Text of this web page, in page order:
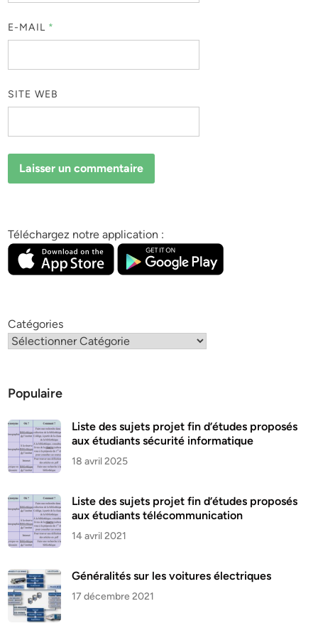
E-MAIL *
SITE WEB
Téléchargez notre application :
Catégories
Populaire
Liste des sujets projet fin d’études proposés
aux étudiants sécurité informatique
18 avril 2025
Liste des sujets projet fin d’études proposés
aux étudiants télécommunication
14 avril 2021
Généralités sur les voitures électriques
17 décembre 2021